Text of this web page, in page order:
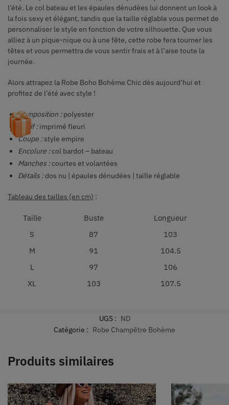
l’été. Le col bateau et les épaules dénudées lui donnent un look à
la fois sexy et élégant, tandis que la taille réglable vous permet de
personnaliser le style en fonction de votre silhouette. Que vous
alliez à un pique-nique ou à une fête, cette robe fera tourner les
têtes et vous permettra de vous sentir frais et à l’aise toute la
journée.
Alors attrapez la Robe Boho Bohème Chic dès aujourd’hui et
profitez de l’été avec style !
Composition :polyester
Motif :imprimé fleuri
Coupe :style empire
Encolure :col bardot – bateau
Manches :courtes et volantées
Détails :dos nu | épaules dénudées | taille réglable
Tableau des tailles (en cm) :
Taille Buste
Longueur
S
87
103
M
91
104.5
L
97
106
XL
103 107.5
UGS : ND
Catégorie : Robe Champêtre Bohème
Produits similaires